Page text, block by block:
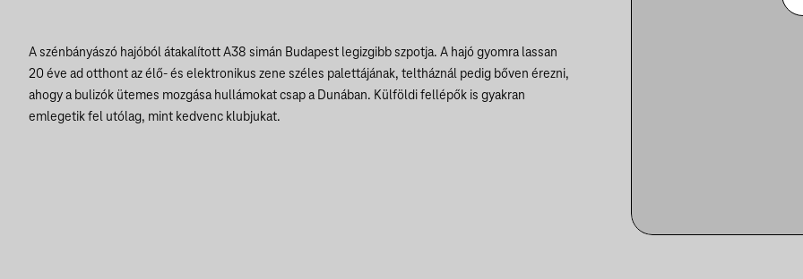
A szénbányászó hajóból átakalított A38 simán Budapest legizgibb szpotja. A hajó gyomra lassan
20 éve ad otthont az élő- és elektronikus zene széles palettájának, teltháznál pedig bőven érezni,
ahogy a bulizók ütemes mozgása hullámokat csap a Dunában. Külföldi fellépők is gyakran
emlegetik fel utólag, mint kedvenc klubjukat.